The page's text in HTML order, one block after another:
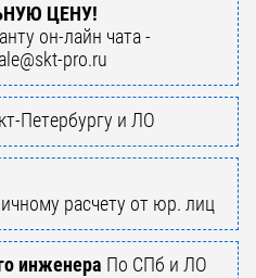
ЦЕНУ!
он-лайн чата -
pro.ru
Петербургу и ЛО
расчету от юр. лиц
инженера По СПб и ЛО